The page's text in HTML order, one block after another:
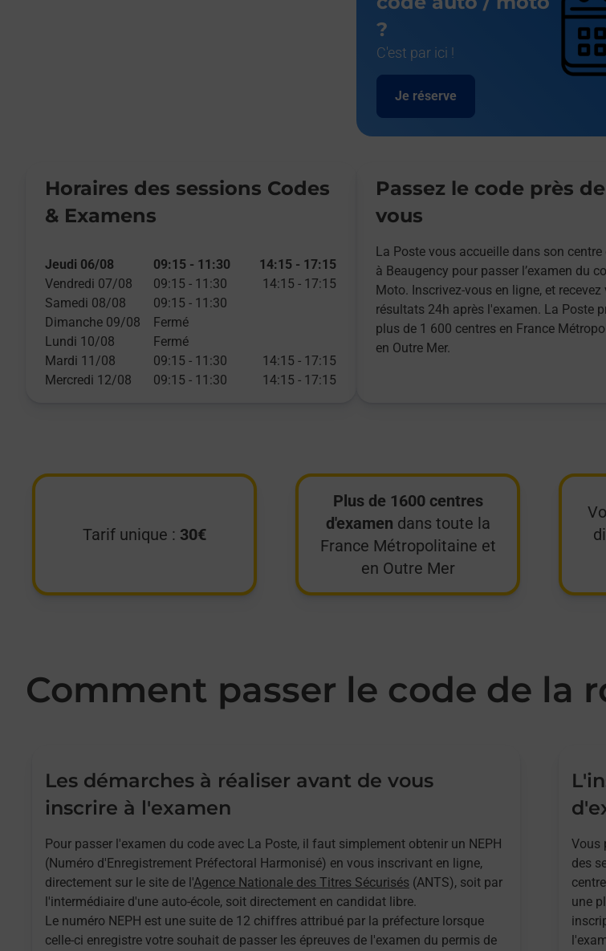
?
C'est par ici !
Je réserve
Horaires des sessions Codes
& Examens
Jeudi 06/08 09:15 - 11:30 14:15 - 17:15
Vendredi 07/08
09:15 - 11:30 14:15 - 17:15
Samedi 08/08
09:15 - 11:30
Dimanche 09/08
Fermé
Lundi 10/08
Fermé
Mardi 11/08
09:15 - 11:30 14:15 - 17:15
Mercredi 12/08
09:15 - 11:30 14:15 - 17:15
Passez le code près
vous
La Poste vous accueille dans son centre
à Beaugency pour passer l’examen du
Moto. Inscrivez-vous en ligne, et recevez
résultats 24h après l'examen. La Poste
plus de 1 600 centres en France
en Outre Mer.
Tarif unique : 30€
Plus de 1600 centres
d'examen dans toute la
France Métropolitaine et
en Outre Mer
Comment passer le code de la
Les démarches à réaliser avant de vous
inscrire à l'examen
Pour passer l'examen du code avec La Poste, il faut simplement obtenir un NEPH
(Numéro d'Enregistrement Préfectoral Harmonisé) en vous inscrivant en ligne,
directement sur le site de l'Agence Nationale des Titres Sécurisés (ANTS), soit par
l'intermédiaire d'une auto-école, soit directement en candidat libre.
Le numéro NEPH est une suite de 12 chiffres attribué par la préfecture lorsque
celle-ci enregistre votre souhait de passer les épreuves de l'examen du permis de
Vous
des
une